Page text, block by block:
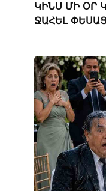
ԿԻՆՍ ՄԻ ՕՐ
ՋԱՀԵԼ